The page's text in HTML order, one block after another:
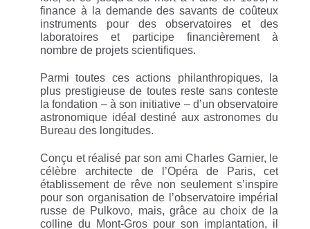
finance à la demande des savants de coûteux
instruments pour des observatoires et des
laboratoires et participe financièrement à
nombre de projets scientifiques.
Parmi toutes ces actions philanthropiques, la
plus prestigieuse de toutes reste sans conteste
la fondation – à son initiative – d’un observatoire
astronomique idéal destiné aux astronomes du
Bureau des longitudes.
Conçu et réalisé par son ami Charles Garnier, le
célèbre architecte de l’Opéra de Paris, cet
établissement de rêve non seulement s’inspire
pour son organisation de l’observatoire impérial
russe de Pulkovo, mais, grâce au choix de la
colline du Mont-Gros pour son implantation, il